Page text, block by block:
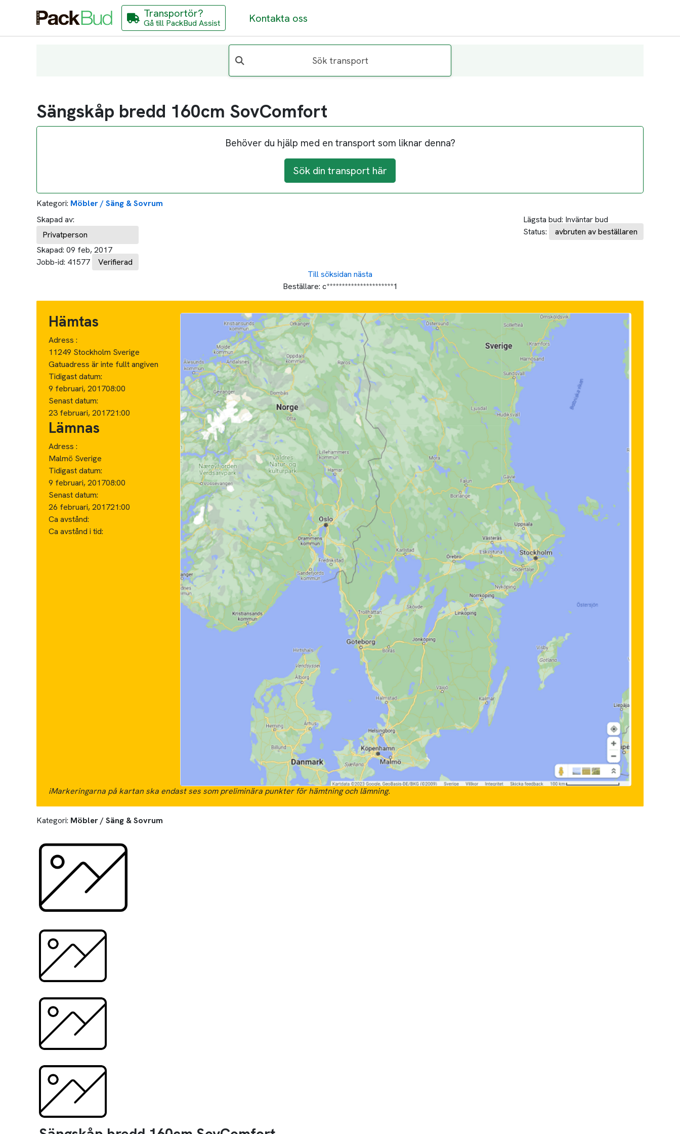
Transportör?
Gå till PackBud Assist Kontakta oss
Sök transport
Sängskåp bredd 160cm SovComfort
Behöver du hjälp med en transport som liknar denna?
Sök din transport här
Kategori: Möbler / Säng & Sovrum
Skapad av:
Privatperson
Skapad: 09 feb, 2017
Jobb-id: 41577 Verifierad
Lägsta bud: Inväntar bud
Status:
avbruten av beställaren
Till söksidan nästa
Beställare: c**********************1
Hämtas
Adress :
11249 Stockholm Sverige
Gatuadress är inte fullt angiven
Tidigast datum:
9 februari, 201708:00
Senast datum:
23 februari, 201721:00
Lämnas
Adress :
Malmö Sverige
Tidigast datum:
9 februari, 201708:00
Senast datum:
26 februari, 201721:00
Ca avstånd:
Ca avstånd i tid:
iMarkeringarna på kartan ska endast ses som preliminära punkter för hämtning och lämning.
Kategori: Möbler / Säng & Sovrum